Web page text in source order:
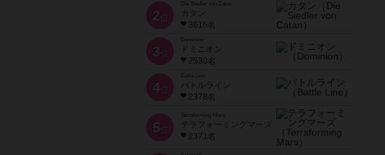
2 位
Die Siedler von Catan
カタン
3616名
3 位
ドミニオン
2530名
4位
Battle Line
バトルライン
2378名
5 位
Terraforming Mars
テラフォーミングマーズ
2371名